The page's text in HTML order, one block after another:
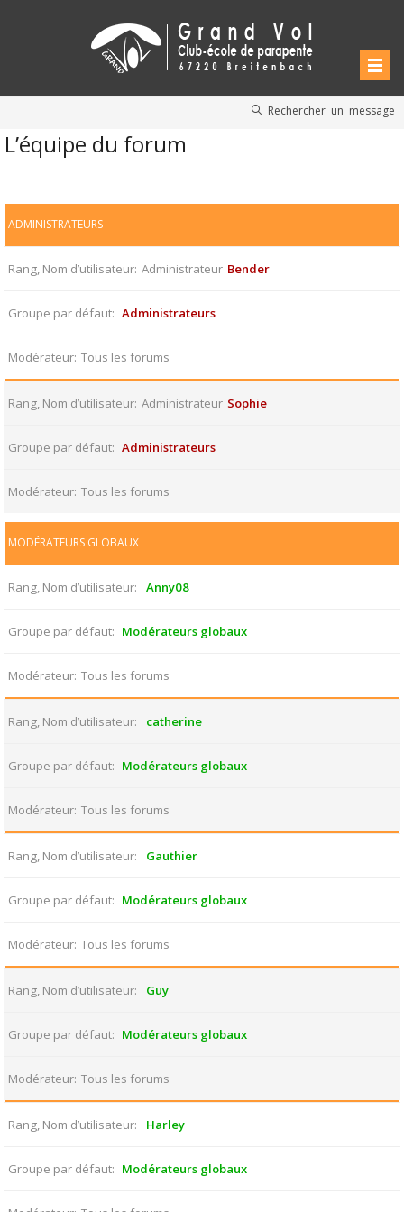
Rechercher un message
L’équipe du forum
ADMINISTRATEURS
Rang, Nom d’utilisateur Administrateur Bender
Groupe par défaut Administrateurs
Modérateur Tous les forums
Rang, Nom d’utilisateur Administrateur Sophie
Groupe par défaut Administrateurs
Modérateur Tous les forums
MODÉRATEURS GLOBAUX
Rang, Nom d’utilisateur Anny08
Groupe par défaut Modérateurs globaux
Modérateur Tous les forums
Rang, Nom d’utilisateur catherine
Groupe par défaut Modérateurs globaux
Modérateur Tous les forums
Rang, Nom d’utilisateur Gauthier
Groupe par défaut Modérateurs globaux
Modérateur Tous les forums
Rang, Nom d’utilisateur Guy
Groupe par défaut Modérateurs globaux
Modérateur Tous les forums
Rang, Nom d’utilisateur Harley
Groupe par défaut Modérateurs globaux